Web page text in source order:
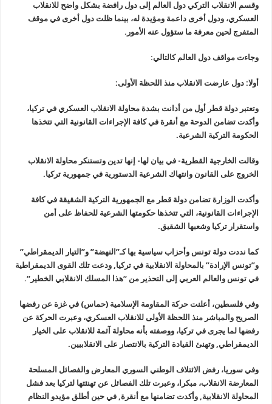
وقسم الانقلاب التركي دول العالم إلى دول رافضة بشكل واضح للانقلاب
العسكري، ودول أخرى داعمة ومؤيدة له، بينما ظلت دول أخرى في موقف
المتفرج لحين معرفة ما ستؤول عنه الأمور .
وجاءت مواقف دول العالم كالتالي:
أولا: دول عارضت الانقلاب منذ اللحظة الأولى:
وتعتبر دولة قطر أول من أدانت بشدة محاولة الانقلاب العسكري في تركيا،
وأكدت تضامن الدوحة مع أنقرة في كافة الإجراءات القانونية التي تتخذها
الحكومة التركية الشرعية.
وقالت الخارجية القطرية- في بيان لها- إنها تدين وتستنكر محاولة الانقلاب
الخروج على القانون وانتهاك الشرعية الدستورية في جمهورية تركيا.
وأكدت الوزارة تضامن دولة قطر مع الجمهورية التركية الشقيقة في كافة
الإجراءات القانونية، التي تتخذها حكومتها الشرعية للحفاظ على أمن
واستقرار تركيا وشعبها الشقيق.
كما نددت دولة تونس وأحزاب سياسية بها كـ”النهضة” و”التيار الديمقراطي”
و”تونس الإرادة” بالمحاولة الانقلابية في تركيا, ودعت تلك القوى الديمقراطية
في تونس والعالم العربي إلى التحذير من “هذا المسلك الانقلابي الخطير“.
وفي فلسطين، أعلنت حركة المقاومة الإسلامية (حماس) في غزة عن رفضها
الصريح والمباشر منذ اللحظة الأولى للانقلاب العسكري، وعبرت الحركة عن
رفضها لما يجرى في تركيا، ووصفته بأنه محاولة آثمة للانقلاب على الخيار
الديمقراطي, وتهنئ القيادة التركية بالانتصار على الانقلابيين.
وفي سوريا، رفض الائتلاف الوطني السوري المعارض والفصائل المسلحة
المعارضة الانقلاب، مبكرا، وعبرت تلك الفصائل عن تهنئتها لتركيا بعد فشل
المحاولة الانقلابية, وأكدت تضامنها مع أنقرة, في حين أطلق مؤيدو النظام